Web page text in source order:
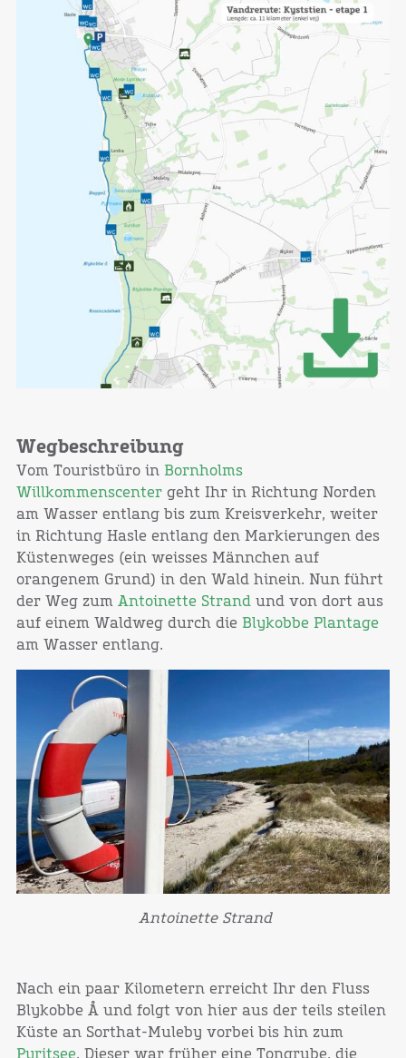
Wegbeschreibung
Vom Touristbüro in Bornholms
Willkommenscentergeht Ihr in Richtung Norden
am Wasser entlang bis zum Kreisverkehr, weiter
in Richtung Hasle entlang den Markierungen des
Küstenweges (ein weisses Männchen auf
orangenem Grund) in den Wald hinein. Nun führt
der Weg zum Antoinette Strandund von dort aus
auf einem Waldweg durch die Blykobbe Plantage
am Wasser entlang.
Antoinette Strand
Nach ein paar Kilometern erreicht Ihr den Fluss
Blykobbe Å und folgt von hier aus der teils steilen
Küste an Sorthat-Muleby vorbei bis hin zum
Pyritsee. Dieser war früher eine Tongrube, die